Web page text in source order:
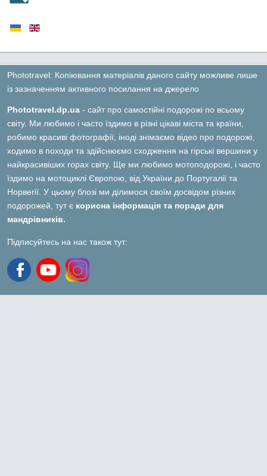
Phototravel: Копіювання матеріалів даного сайту можливе лише
із зазначенням активного посилання на джерело
Phototravel.dp.ua - сайт про самостійні подорожі по всьому
світу. Ми любимо і часто їздимо в різні цікаві міста та країни,
робимо красиві фотографії, іноді знімаємо відео про подорожі,
ходимо в походи та здійснюємо сходження на гірські вершини у
найкрасивіших горах світу. Ще ми любимо мотоподорожі, і часто
їздимо на мотоциклі Європою, від України до Португалії та
Норвегії. У цьому блозі ми ділимося своїм досвідом різних
подорожей, тут є корисна інформація та поради для
мандрівників.
Підписуйтесь на нас також тут: